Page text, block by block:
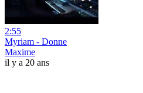
2:55
Myriam - Donne
Maxime
il y a 20 ans